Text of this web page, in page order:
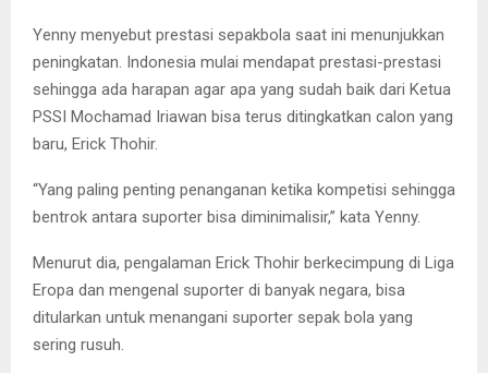
Yenny menyebut prestasi sepakbola saat ini menunjukkan
peningkatan. Indonesia mulai mendapat prestasi-prestasi
sehingga ada harapan agar apa yang sudah baik dari Ketua
PSSI Mochamad Iriawan bisa terus ditingkatkan calon yang
baru, Erick Thohir.
“Yang paling penting penanganan ketika kompetisi sehingga
bentrok antara suporter bisa diminimalisir,” kata Yenny.
Menurut dia, pengalaman Erick Thohir berkecimpung di Liga
Eropa dan mengenal suporter di banyak negara, bisa
ditularkan untuk menangani suporter sepak bola yang
sering rusuh.